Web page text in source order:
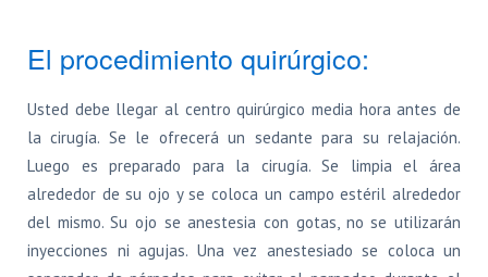
El procedimiento quirúrgico:
Usted debe llegar al centro quirúrgico media hora antes de
la cirugía. Se le ofrecerá un sedante para su relajación.
Luego es preparado para la cirugía. Se limpia el área
alrededor de su ojo y se coloca un campo estéril alrededor
del mismo. Su ojo se anestesia con gotas, no se utilizarán
inyecciones ni agujas. Una vez anestesiado se coloca un